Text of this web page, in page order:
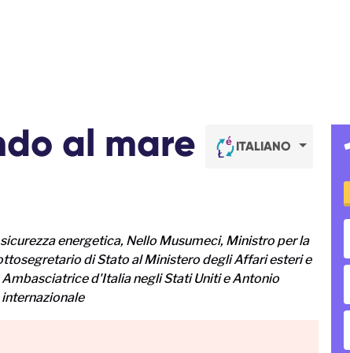
ITALIANO
al mare
energetica, Nello Musumeci, Ministro per la
di Stato al Ministero degli Affari esteri e
d'Italia negli Stati Uniti e Antonio